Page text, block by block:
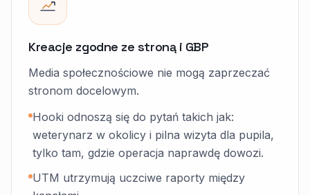
Kreacje zgodne ze stroną i GBP
Media społecznościowe nie mogą zaprzeczać
stronom docelowym.
Hooki odnoszą się do pytań takich jak:
weterynarz w okolicy i pilna wizyta dla pupila,
tylko tam, gdzie operacja naprawdę dowozi.
UTM utrzymują uczciwe raporty między